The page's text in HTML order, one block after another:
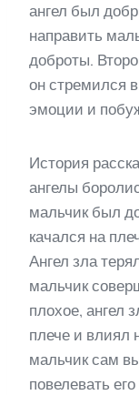
ангел был
направить
доброты.
он стремился
эмоции и
История
ангелы
мальчик был
качался на
Ангел зла
мальчик
плохое, ангел
плече и влиял
мальчик сам
повелевать